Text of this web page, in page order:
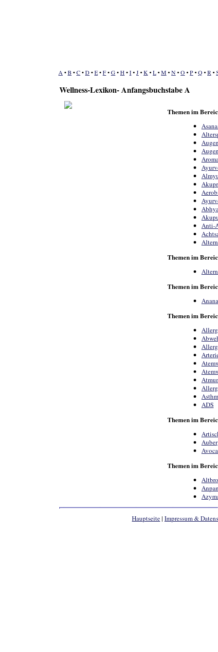
Wellness-Lexikon- Anfangsbuchstabe A
Themen im
Anti-
Themen im
Themen im
Themen im
ADS
Themen im
Themen im
Hauptseite| Impressum &
A •B •C•D•E•F•G•H•I•J•K •L•M•N•O•P•Q•R •